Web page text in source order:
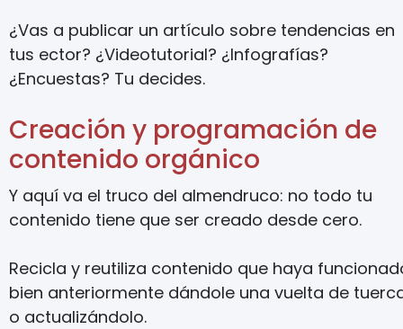
¿Vas a publicar un artículo sobre tendencias en
tus ector? ¿Videotutorial? ¿Infografías?
¿Encuestas? Tu decides.
Creación y programación de
contenido orgánico
Y aquí va el truco del almendruco: no todo tu
contenido tiene que ser creado desde cero.
Recicla y reutiliza contenido que haya
bien anteriormente dándole una vuelta de
o actualizándolo.